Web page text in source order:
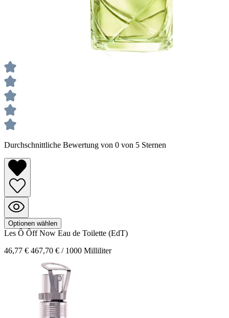
Durchschnittliche Bewertung von 0 von 5 Sternen
Optionen wählen
Les Ô Ôff Now Eau de Toilette (EdT)
46,77 € 467,70 € / 1000 Milliliter